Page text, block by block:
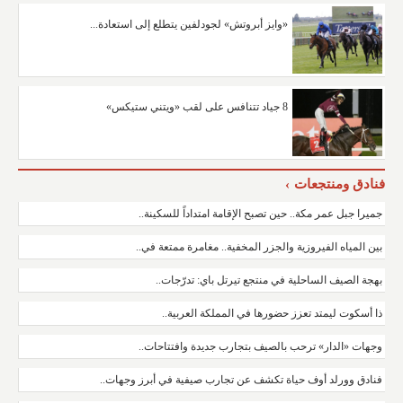
«وايز أبروتش» لجودلفين يتطلع إلى استعادة...
8 جياد تتنافس على لقب «ويتني ستيكس»
فنادق ومنتجعات
جميرا جبل عمر مكة.. حين تصبح الإقامة امتداداً للسكينة..
بين المياه الفيروزية والجزر المخفية.. مغامرة ممتعة في..
بهجة الصيف الساحلية في منتجع تيرتل باي: تدرّجات..
ذا أسكوت ليمتد تعزز حضورها في المملكة العربية..
وجهات «الدار» ترحب بالصيف بتجارب جديدة وافتتاحات..
فنادق وورلد أوف حياة تكشف عن تجارب صيفية في أبرز وجهات..